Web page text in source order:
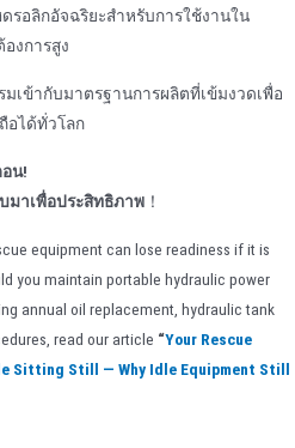
รอลิกอัจฉริยะสําหรับการใช้งานใน
งการสูง
เข้ากับมาตรฐานการผลิตที่เข้มงวดเพื่อ
อได้ทั่วโลก
น!
มาเพื่อประสิทธิภาพ ！
equipment can lose readiness if it is
you maintain portable hydraulic power
annual oil replacement, hydraulic tank
read our article “Your Rescue
Sitting Still — Why Idle Equipment Still